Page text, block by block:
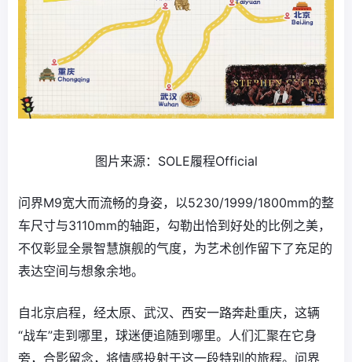
图片来源：SOLE履程Official
问界M9宽大而流畅的身姿，以5230/1999/1800mm的整
车尺寸与3110mm的轴距，勾勒出恰到好处的比例之美，
不仅彰显全景智慧旗舰的气度，为艺术创作留下了充足的
表达空间与想象余地。
自北京启程，经太原、武汉、西安一路奔赴重庆，这辆
“战车”走到哪里，球迷便追随到哪里。人们汇聚在它身
旁，合影留念，将情感投射于这一段特别的旅程。问界